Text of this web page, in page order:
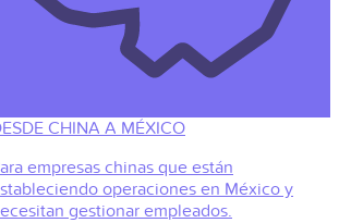
CHINA A MÉXICO
empresas chinas que están
operaciones en México y
gestionar empleados.